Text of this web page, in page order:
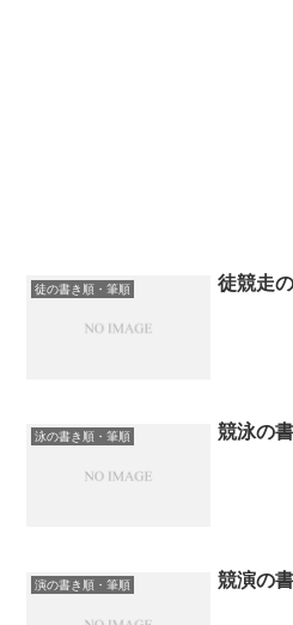
徒の書き順・筆順 徒競走
泳の書き順・筆順 競泳の
演の書き順・筆順 競演の